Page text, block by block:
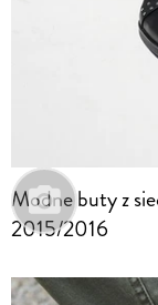
Modne buty z
2015/2016